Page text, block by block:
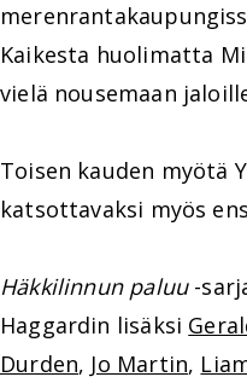
Kaikesta huolimatta
vielä nousemaan
Toisen kauden myötä
katsottavaksi myös
Häkkilinnun paluu-
Haggardin lisäksi
Durden, Jo Martin,